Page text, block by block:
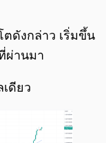
ดังกล่าว เริ่มขึ้น
ผ่านมา
ดียว